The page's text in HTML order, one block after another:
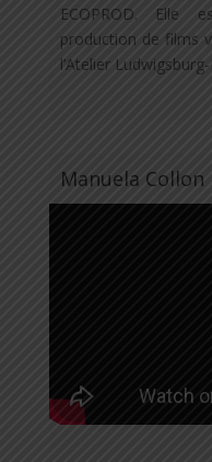
ECOPROD. Elle
production de films
l’Atelier
Manuela Collon